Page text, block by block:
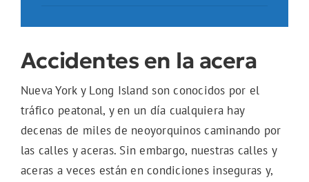
Accidentes en la acera
Nueva York y Long Island son conocidos por el
tráfico peatonal, y en un día cualquiera hay
decenas de miles de neoyorquinos caminando por
las calles y aceras. Sin embargo, nuestras calles y
aceras a veces están en condiciones inseguras y,